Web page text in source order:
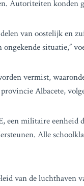
Autoriteiten konden
van oostelijk en
ongekende situatie,”
vermist,
Albacete,
een militaire eenheid
Alle
van de luchthaven